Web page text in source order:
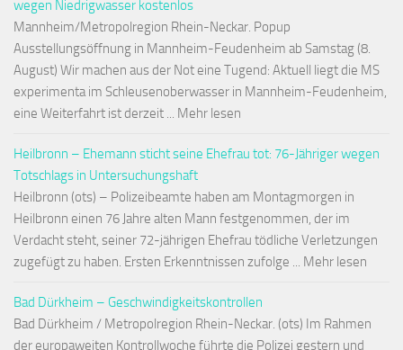
wegen Niedrigwasser kostenlos
Mannheim/Metropolregion Rhein-Neckar. Popup
Ausstellungsöffnung in Mannheim-Feudenheim ab Samstag (8.
August) Wir machen aus der Not eine Tugend: Aktuell liegt die MS
experimenta im Schleusenoberwasser in Mannheim-Feudenheim,
eine Weiterfahrt ist derzeit ... Mehr lesen
Heilbronn – Ehemann sticht seine Ehefrau tot: 76-Jähriger wegen
Totschlags in Untersuchungshaft
Heilbronn (ots) – Polizeibeamte haben am Montagmorgen in
Heilbronn einen 76 Jahre alten Mann festgenommen, der im
Verdacht steht, seiner 72-jährigen Ehefrau tödliche Verletzungen
zugefügt zu haben. Ersten Erkenntnissen zufolge ... Mehr lesen
Bad Dürkheim – Geschwindigkeitskontrollen
Bad Dürkheim / Metropolregion Rhein-Neckar. (ots) Im Rahmen
der europaweiten Kontrollwoche führte die Polizei gestern und